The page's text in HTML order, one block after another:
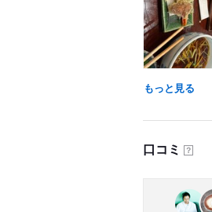
もっと見る
口コミ ？